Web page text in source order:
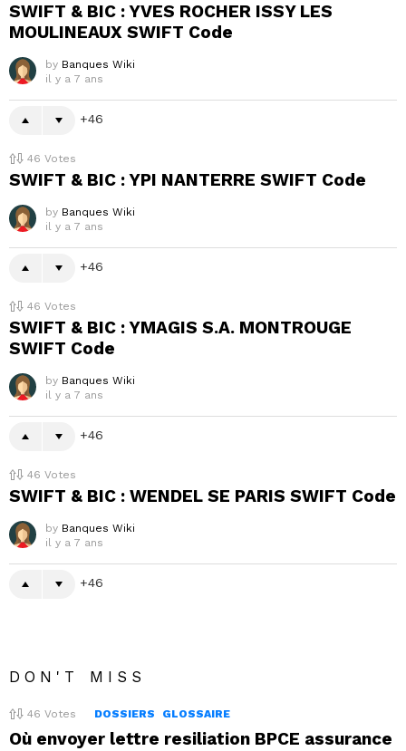
SWIFT & BIC : YVES ROCHER ISSY LES
MOULINEAUX SWIFT Code
by Banques Wiki
il y a 7 ans
46
46 Votes
SWIFT & BIC : YPI NANTERRE SWIFT Code
by Banques Wiki
il y a 7 ans
46
46 Votes
SWIFT & BIC : YMAGIS S.A. MONTROUGE
SWIFT Code
by Banques Wiki
il y a 7 ans
46
46 Votes
SWIFT & BIC : WENDEL SE PARIS SWIFT Code
by Banques Wiki
il y a 7 ans
46
DON'T MISS
46 Votes DOSSIERS GLOSSAIRE
Où envoyer lettre resiliation BPCE assurance